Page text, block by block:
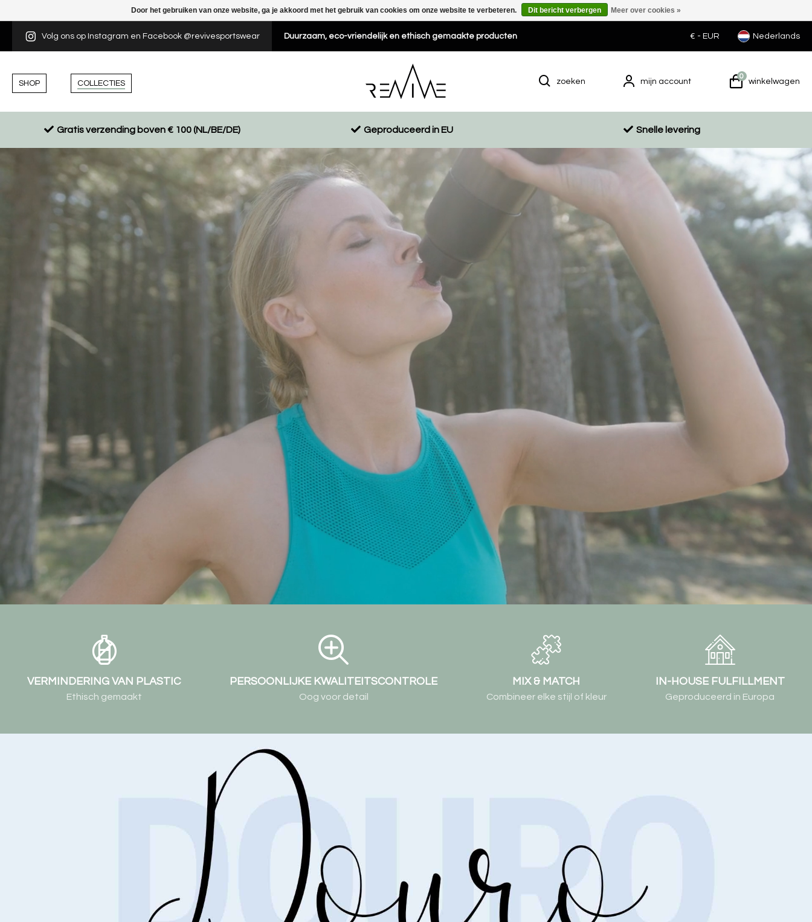
Volg ons op Instagram en Facebook @revivesportswear Duurzaam, eco-vriendelijk en ethisch gemaakte producten € - EUR Nederlands
SHOP COLLECTIES zoeken mijn account
0
winkelwagen
Gratis verzending boven € 100 (NL/BE/DE) Geproduceerd in EU Snelle levering
VERMINDERING VAN PLASTIC
Ethisch gemaakt
PERSOONLIJKE KWALITEITSCONTROLE
Oog voor detail
MIX & MATCH
Combineer elke stijl of kleur
IN-HOUSE FULFILLMENT
Geproduceerd in Europa
Door het gebruiken van onze website, ga je akkoord met het gebruik van cookies om onze website te verbeteren. Dit bericht verbergen Meer over cookies »